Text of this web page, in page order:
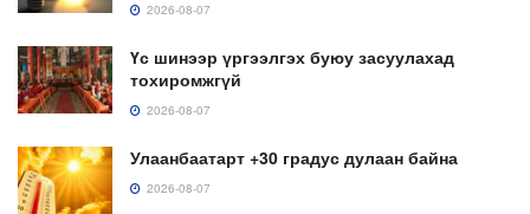
2026-08-07
Үс шинээр үргээлгэх буюу засуулахад
тохиромжгүй
2026-08-07
Улаанбаатарт +30 градус дулаан байна
2026-08-07